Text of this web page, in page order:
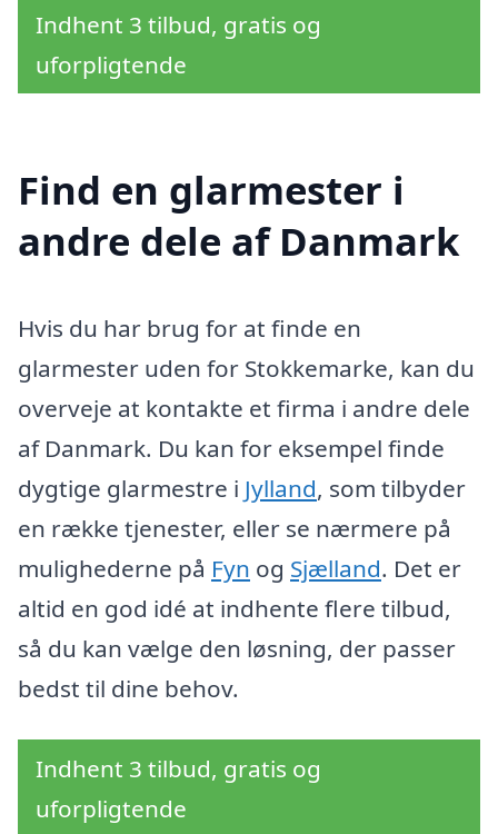
Indhent 3 tilbud, gratis og
uforpligtende
Find en glarmester i
andre dele af Danmark
Hvis du har brug for at finde en
glarmester uden for Stokkemarke, kan du
overveje at kontakte et firma i andre dele
af Danmark. Du kan for eksempel finde
dygtige glarmestre i Jylland, som tilbyder
en række tjenester, eller se nærmere på
mulighederne på Fyn og Sjælland. Det er
altid en god idé at indhente flere tilbud,
så du kan vælge den løsning, der passer
bedst til dine behov.
Indhent 3 tilbud, gratis og
uforpligtende